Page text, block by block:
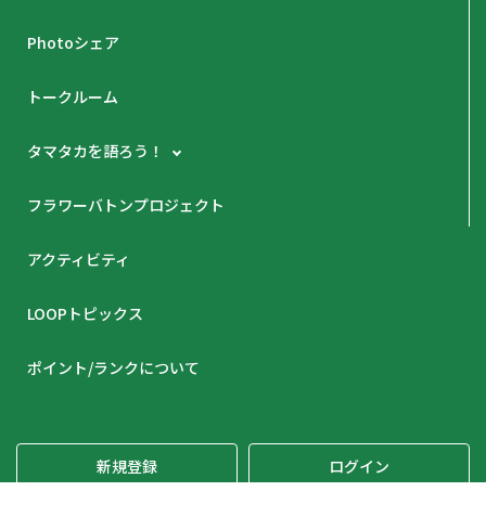
Photoシェア
トークルーム
タマタカを語ろう！
フラワーバトンプロジェクト
アクティビティ
LOOPトピックス
ポイント/ランクについて
新規登録 ログイン